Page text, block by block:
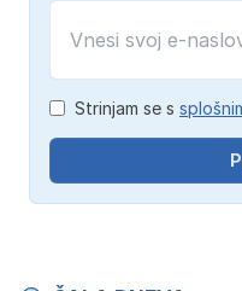
Strinjam se s